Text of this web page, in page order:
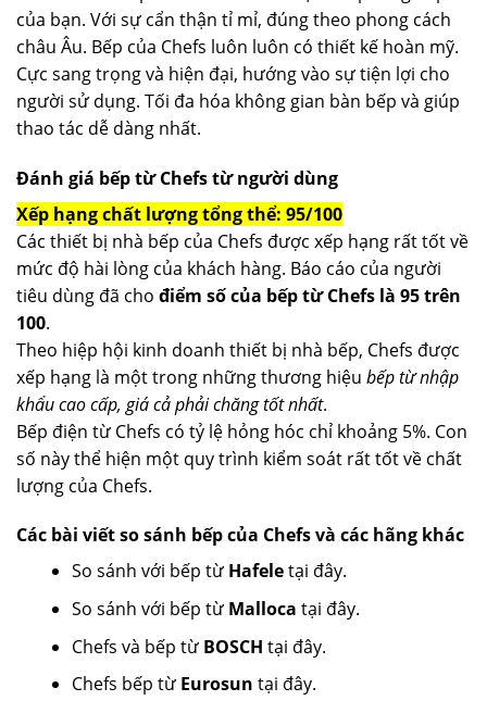
của bạn. Với sự cẩn thận tỉ mỉ, đúng theo phong cách
châu Âu. Bếp của Chefs luôn luôn có thiết kế hoàn mỹ.
Cực sang trọng và hiện đại, hướng vào sự tiện lợi cho
người sử dụng. Tối đa hóa không gian bàn bếp và giúp
thao tác dễ dàng nhất.
Đánh giá bếp từ Chefs từ người dùng
Xếp hạng chất lượng tổng thể: 95/100
Các thiết bị nhà bếp của Chefs được xếp hạng rất tốt về
mức độ hài lòng của khách hàng. Báo cáo của người
tiêu dùng đã cho điểm số của bếp từ Chefs là 95 trên
100.
Theo hiệp hội kinh doanh thiết bị nhà bếp, Chefs được
xếp hạng là một trong những thương hiệu bếp từ nhập
khẩu cao cấp, giá cả phải chăng tốt nhất.
Bếp điện từ Chefs có tỷ lệ hỏng hóc chỉ khoảng 5%. Con
số này thể hiện một quy trình kiểm soát rất tốt về chất
lượng của Chefs.
Các bài viết so sánh bếp của Chefs và các hãng khác
So sánh với bếp từ Hafeletại đây.
So sánh với bếp từ Malloca tại đây.
Chefs và bếp từ BOSCH tại đây.
Chefs bếp từ Eurosun tại đây.